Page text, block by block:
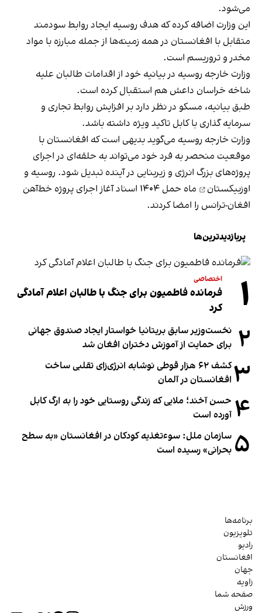
می‌شود.
این وزارت اضافه کرده که هدف روسیه ایجاد روابط سودمند
متقابل با افغانستان در همه زمینه‌ها از جمله مبارزه با مواد
مخدر و تروریسم است.
وزارت خارجه روسیه در بیانیه خود از اقدامات طالبان علیه
شاخه خراسان داعش هم استقبال کرده است.
طبق بیانیه، مسکو در نظر دارد بر افزایش روابط تجاری و
سرمایه گذاری با کابل تاکید ویژه داشته باشد.
وزارت خارجه روسیه می‌گوید بدیهی است که افغانستان با
موقعیت منحصر به فرد خود می‌تواند به حلقه‌ای در اجرای
پروژه‌های بزرگ انرژی و زیربنایی در آینده تبدیل شود. روسیه و
اوزبیکستان
ماه حمل ۱۴۰۴ اسناد آغاز اجرای پروژه خط‌آهن
افغان-ترانس را امضا کردند.
پربازدیدترین‌ها
۱ اختصاصی
فرمانده فاطمیون برای جنگ با طالبان اعلام آمادگی
کرد
۲ نخست‌وزیر سابق بریتانیا خواستار ایجاد صندوق جهانی
برای حمایت از آموزش دختران افغان شد
۳
کشف ۶۲ هزار قوطی نوشابه انرژی‌زای تقلبی ساخت
افغانستان در آلمان
۴ حسن آخند؛ ملایی که زندگی روستایی خود را به ارگ کابل
آورده است
۵ سازمان ملل: سوء‌تغذیه کودکان در افغانستان «به سطح
بحرانی» رسیده است
برنامه‌ها
تلویزیون
رادیو
افغانستان
جهان
زاویه
صفحه شما
ورزش